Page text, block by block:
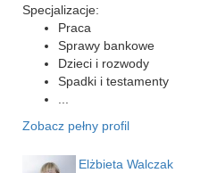
Specjalizacje:
Praca
Sprawy bankowe
Dzieci i rozwody
Spadki i testamenty
Zobacz pełny profil
Elżbieta Walczak